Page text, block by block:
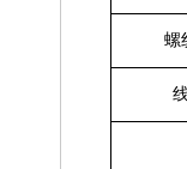
螺